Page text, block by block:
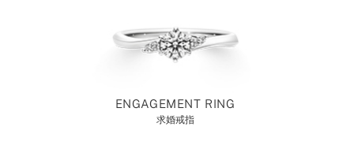
ENGAGEMENT RING
求婚戒指